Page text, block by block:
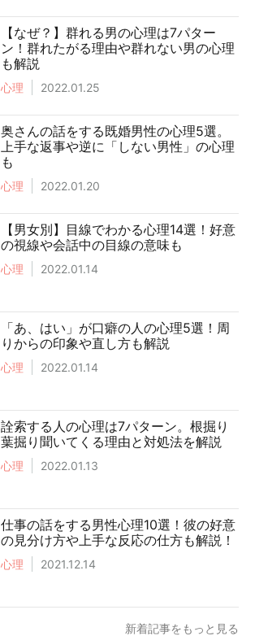
【なぜ？】群れる男の心理は7パター
ン！群れたがる理由や群れない男の心理
も解説
心理 2022.01.25
奥さんの話をする既婚男性の心理5選。
上手な返事や逆に「しない男性」の心理
も
心理 2022.01.20
【男女別】目線でわかる心理14選！好意
の視線や会話中の目線の意味も
心理 2022.01.14
「あ、はい」が口癖の人の心理5選！周
りからの印象や直し方も解説
心理 2022.01.14
詮索する人の心理は7パターン。根掘り
葉掘り聞いてくる理由と対処法を解説
心理 2022.01.13
仕事の話をする男性心理10選！彼の好意
の見分け方や上手な反応の仕方も解説！
心理 2021.12.14
新着記事をもっと見る